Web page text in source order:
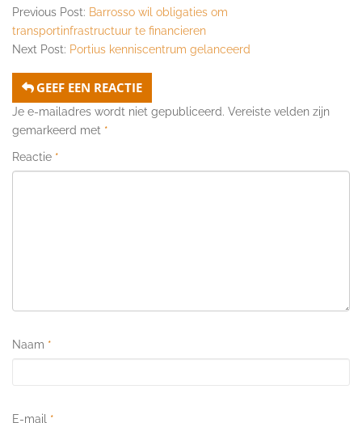
Previous Post: Barrosso wil obligaties om
transportinfrastructuur te financieren
Next Post: Portius kenniscentrum gelanceerd
GEEF EEN REACTIE
Je e-mailadres wordt niet gepubliceerd. Vereiste velden zijn
gemarkeerd met *
Reactie *
Naam *
E-mail *